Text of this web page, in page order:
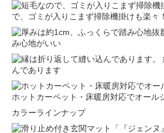
で、ゴミが入りこまず掃除機掛けも楽々！
み心地がいい
んであります
ホットカーペット・床暖房対応でオール
カラーラインナップ